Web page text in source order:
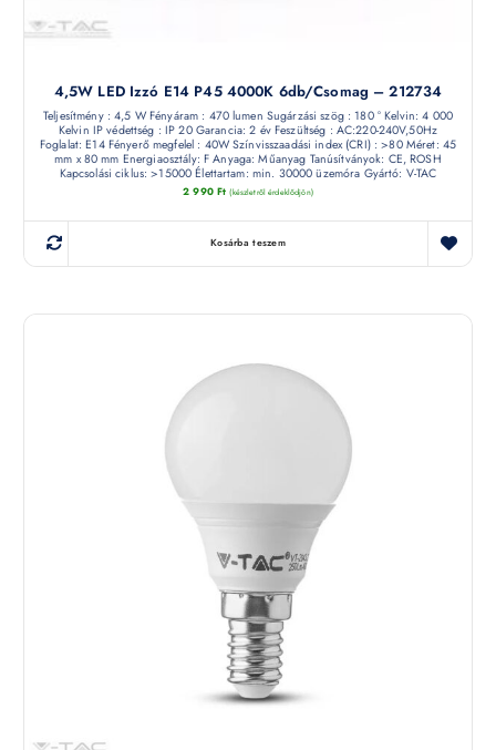
4,5W LED Izzó E14 P45 4000K 6db/csomag – 212734
Teljesítmény : 4,5 W Fényáram : 470 lumen Sugárzási szög : 180 ° Kelvin: 4 000
Kelvin IP védettség : IP 20 Garancia: 2 év Feszültség : AC:220-240V,50Hz
Foglalat: E14 Fényerő megfelel : 40W Színvisszaadási index (CRI) : >80 Méret: 45
mm x 80 mm Energiaosztály: F Anyaga: Műanyag Tanúsítványok: CE, ROSH
Kapcsolási ciklus: >15000 Élettartam: min. 30000 üzemóra Gyártó: V-TAC
2 990 Ft (készletről érdeklődjön)
Kosárba teszem